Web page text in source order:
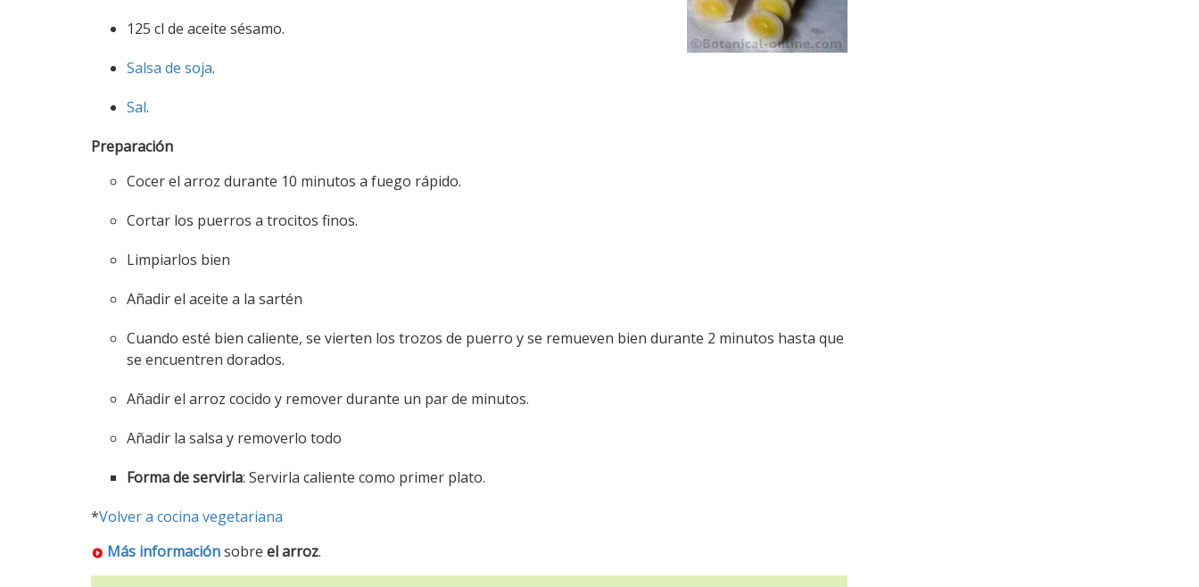
125 cl de aceite sésamo.
Salsa de soja.
Sal.
Preparación
Cocer el arroz durante 10 minutos a fuego rápido.
Cortar los puerros a trocitos finos.
Limpiarlos bien
Añadir el aceite a la sartén
Cuando esté bien caliente, se vierten los trozos de puerro y se remueven bien durante 2 minutos hasta que
se encuentren dorados.
Añadir el arroz cocido y remover durante un par de minutos.
Añadir la salsa y removerlo todo
Forma de servirla: Servirla caliente como primer plato.
*Volver a cocina vegetariana
Más informaciónsobre el arroz.